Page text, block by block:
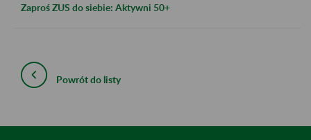
Zaproś ZUS do siebie: Aktywni 50+
Powrót do listy